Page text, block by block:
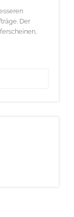
Der